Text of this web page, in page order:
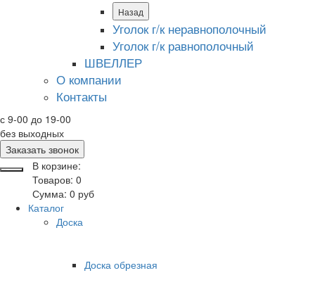
Назад
Уголок г/к неравнополочный
Уголок г/к равнополочный
ШВЕЛЛЕР
О компании
Контакты
с 9-00 до 19-00
без выходных
Заказать звонок
В корзине:
Товаров: 0
Сумма: 0 руб
Каталог
Доска
Доска обрезная